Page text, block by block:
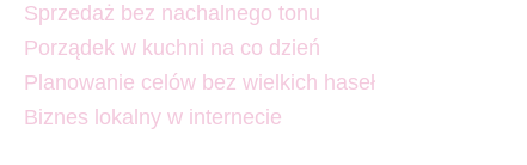
Sprzedaż bez nachalnego tonu
Porządek w kuchni na co dzień
Planowanie celów bez wielkich haseł
Biznes lokalny w internecie